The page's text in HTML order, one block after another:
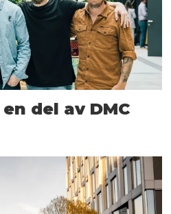
del av DMC